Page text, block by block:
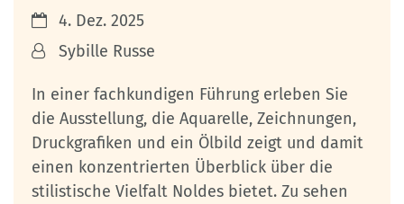
Datum:4. Dez. 2025
Von:Sybille Russe
In einer fachkundigen Führung erleben Sie
die Ausstellung, die Aquarelle, Zeichnungen,
Druckgrafiken und ein Ölbild zeigt und damit
einen konzentrierten Überblick über die
stilistische Vielfalt Noldes bietet. Zu sehen